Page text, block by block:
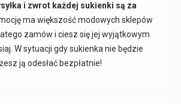
i zwrot każdej sukienki są za
ma większość modowych sklepów
zamów i ciesz się jej wyjątkowym
W sytuacji gdy sukienka nie będzie
ją odesłać bezpłatnie!